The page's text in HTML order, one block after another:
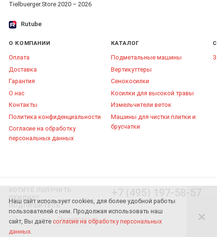
Наш сайт использует cookies, для более удобной работы
пользователей с ним. Продолжая использовать наш
сайт, Вы даёте согласие на обработку персональных
данных.
Tielbuerger.Store 2020 – 2026
Rutube
О КОМПАНИИ
Оплата
Доставка
Гарантия
О нас
Контакты
Политика конфиденциальности
Согласие на обработку
персональных данных
КАТАЛОГ
Подметальные машины
Вертикуттеры
Сенокосилки
Косилки для высокой травы
Измельчители веток
Машины для чистки плитки и
брусчатки
СКИДКУ?
ПОДПИШИТЕСЬ
Подписаться